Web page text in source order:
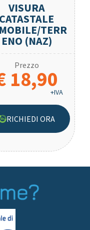
VISURA
CATASTALE
TERR
ENO (NAZ)
Prezzo
18,90
+IVA
RICHIEDI ORA